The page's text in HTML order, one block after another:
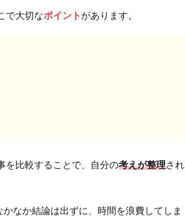
で大切なポイント があります。
を比較することで、自分の考えが整理され
なか結論は出ずに、時間を浪費してしま